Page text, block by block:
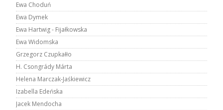
Ewa Choduń
Ewa Dymek
Ewa Hartwig - Fijałkowska
Ewa Widomska
Grzegorz Czupkałło
H. Csongrády Márta
Helena Marczak-Jaśkiewicz
Izabella Edeńska
Jacek Mendocha